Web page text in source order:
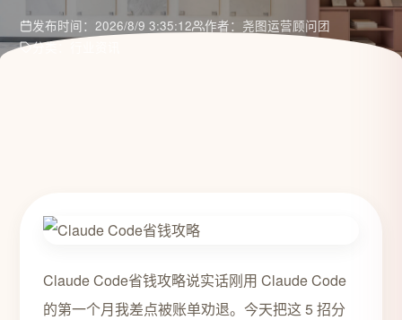
发布时间：2026/8/9 3:35:12
作者：尧图运营顾问团
分类：行业资讯
Claude Code省钱攻略说实话刚用 Claude Code
的第一个月我差点被账单劝退。今天把这 5 招分